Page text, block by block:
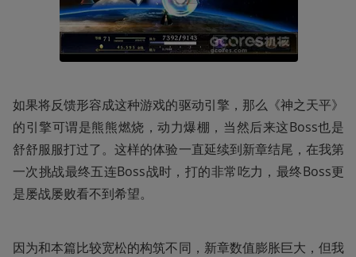
如果将反馈形容成这种游戏的驱动引擎，那么《神之天平》
的引擎可谓是熊熊燃烧，动力爆棚，当然后来这Boss也是
舒舒服服打过了。这样的体验一直延续到新章结尾，在我第
一次挑战最终五连Boss战时，打的非常吃力，最终Boss更
是屡战屡败看不到希望。
因为和本篇比较宽松的构筑不同，新章数值膨胀巨大，但我